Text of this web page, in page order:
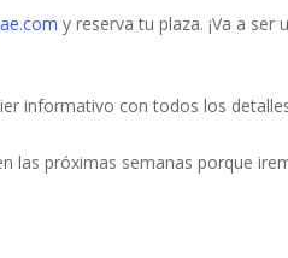
y reserva tu plaza. ¡Va a ser
informativo con todos los
las próximas semanas porque